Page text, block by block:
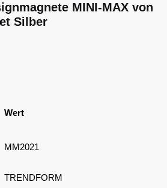
MINI-MAX von
Silber
Wert
MM2021
TRENDFORM